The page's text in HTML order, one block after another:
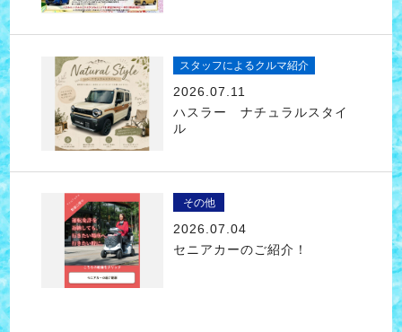
スタッフによるクルマ紹介
2026.07.11
ハスラー ナチュラルスタイ
ル
その他
2026.07.04
セニアカーのご紹介！